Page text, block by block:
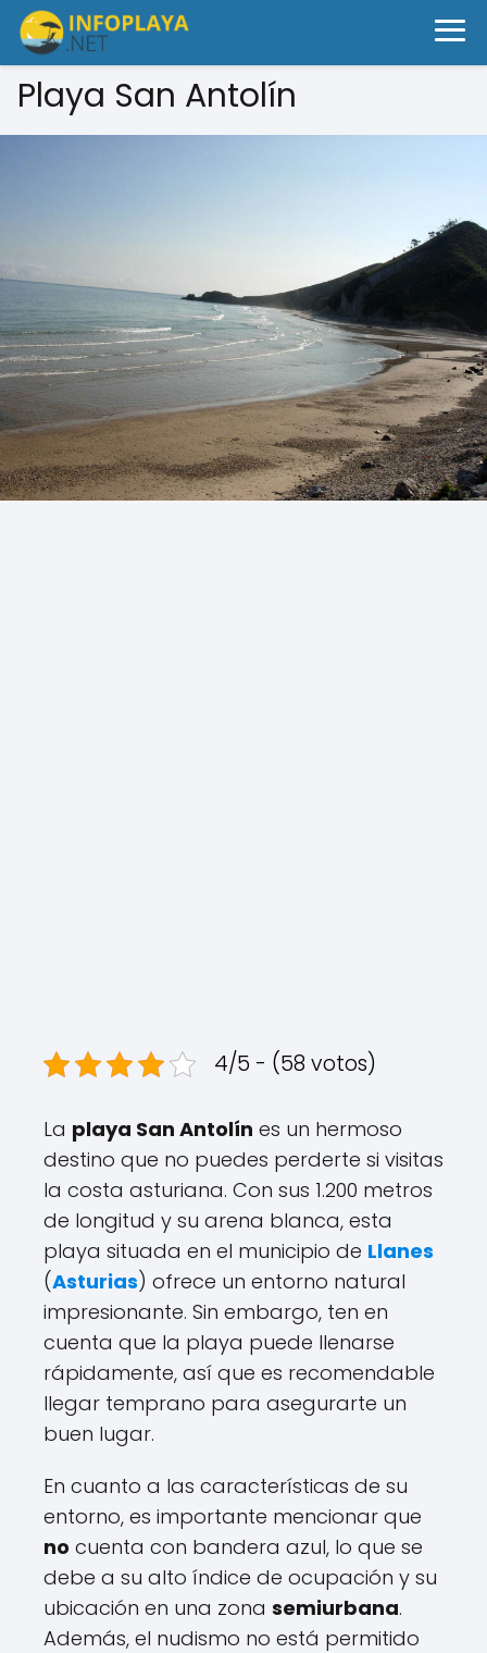
Playa San Antolín
4/5 - (58 votos)
La playa San Antolín es un hermoso
destino que no puedes perderte si visitas
la costa asturiana. Con sus 1.200 metros
de longitud y su arena blanca, esta
playa situada en el municipio de Llanes
(Asturias) ofrece un entorno natural
impresionante. Sin embargo, ten en
cuenta que la playa puede llenarse
rápidamente, así que es recomendable
llegar temprano para asegurarte un
buen lugar.
En cuanto a las características de su
entorno, es importante mencionar que
no cuenta con bandera azul, lo que se
debe a su alto índice de ocupación y su
ubicación en una zona semiurbana.
Además, el nudismo no está permitido